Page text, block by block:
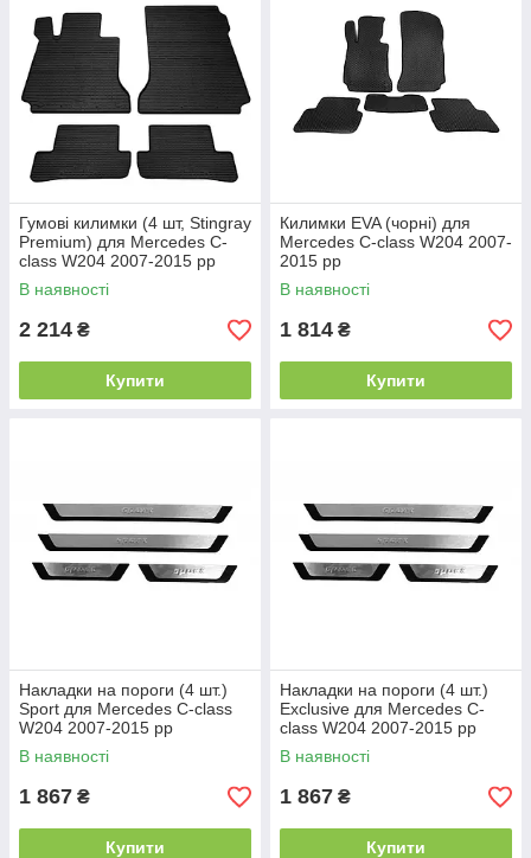
Гумові килимки (4 шт, Stingray
Premium) для Mercedes C-
class W204 2007-2015 рр
В наявності
2 214 ₴
Купити
Килимки EVA (чорні) для
Mercedes C-class W204 2007-
2015 рр
В наявності
1 814 ₴
Купити
Накладки на пороги (4 шт.)
Sport для Mercedes C-class
W204 2007-2015 рр
В наявності
1 867 ₴
Купити
Накладки на пороги (4 шт.)
Exclusive для Mercedes C-
class W204 2007-2015 рр
В наявності
1 867 ₴
Купити